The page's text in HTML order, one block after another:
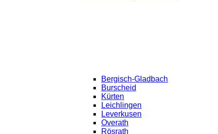
Bergisch-Gladbach
Burscheid
Kürten
Leichlingen
Leverkusen
Overath
Rösrath